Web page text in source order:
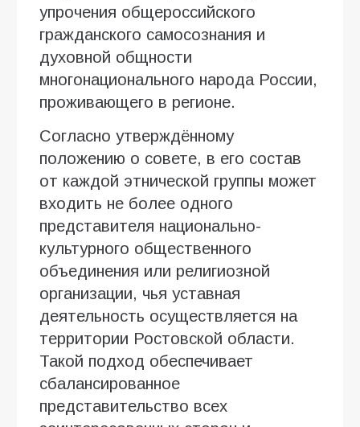
упрочения общероссийского
гражданского самосознания и
духовной общности
многонационального народа России,
проживающего в регионе.
Согласно утверждённому
положению о совете, в его состав
от каждой этнической группы может
входить не более одного
представителя национально-
культурного общественного
объединения или религиозной
организации, чья уставная
деятельность осуществляется на
территории Ростовской области.
Такой подход обеспечивает
сбалансированное
представительство всех